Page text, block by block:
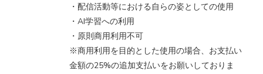
・配信活動等における自らの姿としての使用
・AI学習への利用
・原則商用利用不可
※商用利用を目的とした使用の場合、お支払い
金額の25%の追加支払いをお願いしておりま